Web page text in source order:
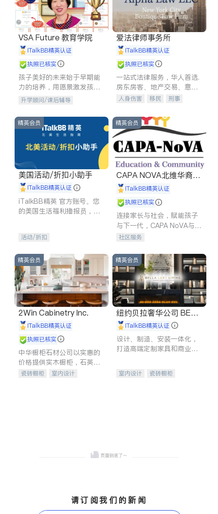
VSA Future 教育学院
iTalkBB精英认证
执照已核实
孩子美好的未来始于早期能
力的培养，用愿景激发孩子
的学习潜力和动力。理念：
拥有成长型心态是成功的基
石。
升学顾问/课后辅导
爱法律师事务所
iTalkBB精英认证
执照已核实
一站式法律服务，华人首选.
房东房客、地产交易、意外
伤害、车祸重伤、商业诉
建筑合同、刑事案件全包办
人身伤害 移民
刑事
信托/遗嘱
商业
索赔
律师-其它 保释
精英会员
美国活动/折扣小助手
iTalkBB精英认证
iTalkBB精英 官方账号。您
的美国生活福利播报员，精
专属福利。
活动/折扣
精英会员
CAPA NOVA北维华裔家
长会iTalkBB精英认证
执照已核实
连接家长与社会，赋能孩子
与下一代，CAPA NoVA与您
携手建设包容、公平、充满
社区服务
精英会员
2Win Cabinetry Inc.
iTalkBB精英认证
执照已核实
中华橱柜石材公司以实惠的
价格提供实木橱柜，石英石
台面，多种优质不锈钢水
瓷砖橱柜
室内设计
精英会员
纽约贝拉奢华公司 BELL
A LUXE
iTalkBB精英认证
设计、制造、安装一体化，
打造高端定制家具和商业空
室内设计
瓷砖橱柜
请订阅我们的新闻